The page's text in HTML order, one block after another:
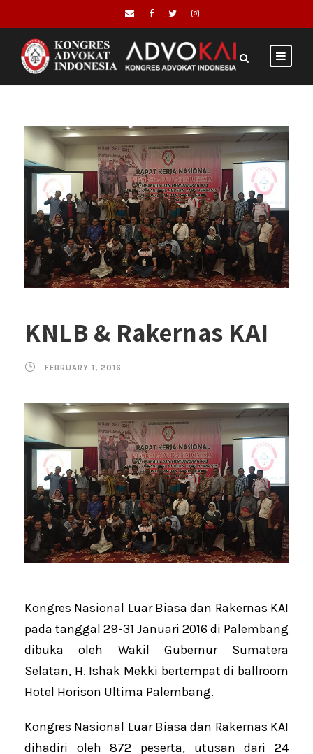
KNLB & Rakernas KAI
FEBRUARY 1, 2016
Kongres Nasional Luar Biasa dan Rakernas KAI
pada tanggal 29-31 Januari 2016 di Palembang
dibuka oleh Wakil Gubernur Sumatera
Selatan, H. Ishak Mekki bertempat di ballroom
Hotel Horison Ultima Palembang.
Kongres Nasional Luar Biasa dan Rakernas KAI
dihadiri oleh 872 peserta, utusan dari 24